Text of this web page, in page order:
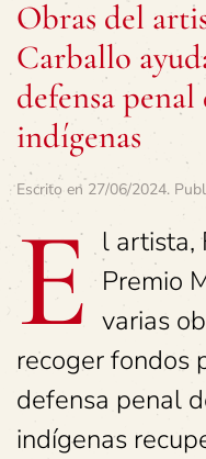
Obras del
Carballo
defensa penal
indígenas
Escrito en 27/06/2024.
E l artista,
Premio
varias
recoger fondos
defensa penal
indígenas